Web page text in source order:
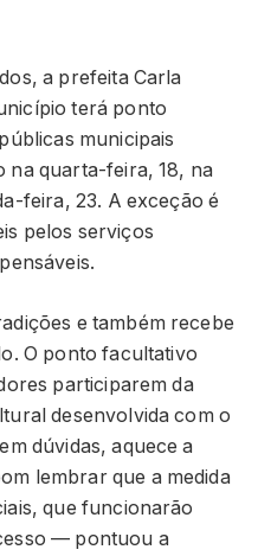
a prefeita Carla
terá ponto
municipais
na quarta-feira, 18, na
feira, 23. A exceção é
pelos serviços
e também recebe
O ponto facultativo
participarem da
desenvolvida com o
dúvidas, aquece a
lembrar que a medida
que funcionarão
— pontuou a